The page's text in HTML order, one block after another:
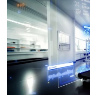
Marjoleine
van
der
Zwan
neemt
afscheid
van
TNO